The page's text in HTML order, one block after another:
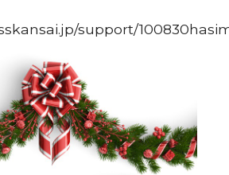
support/